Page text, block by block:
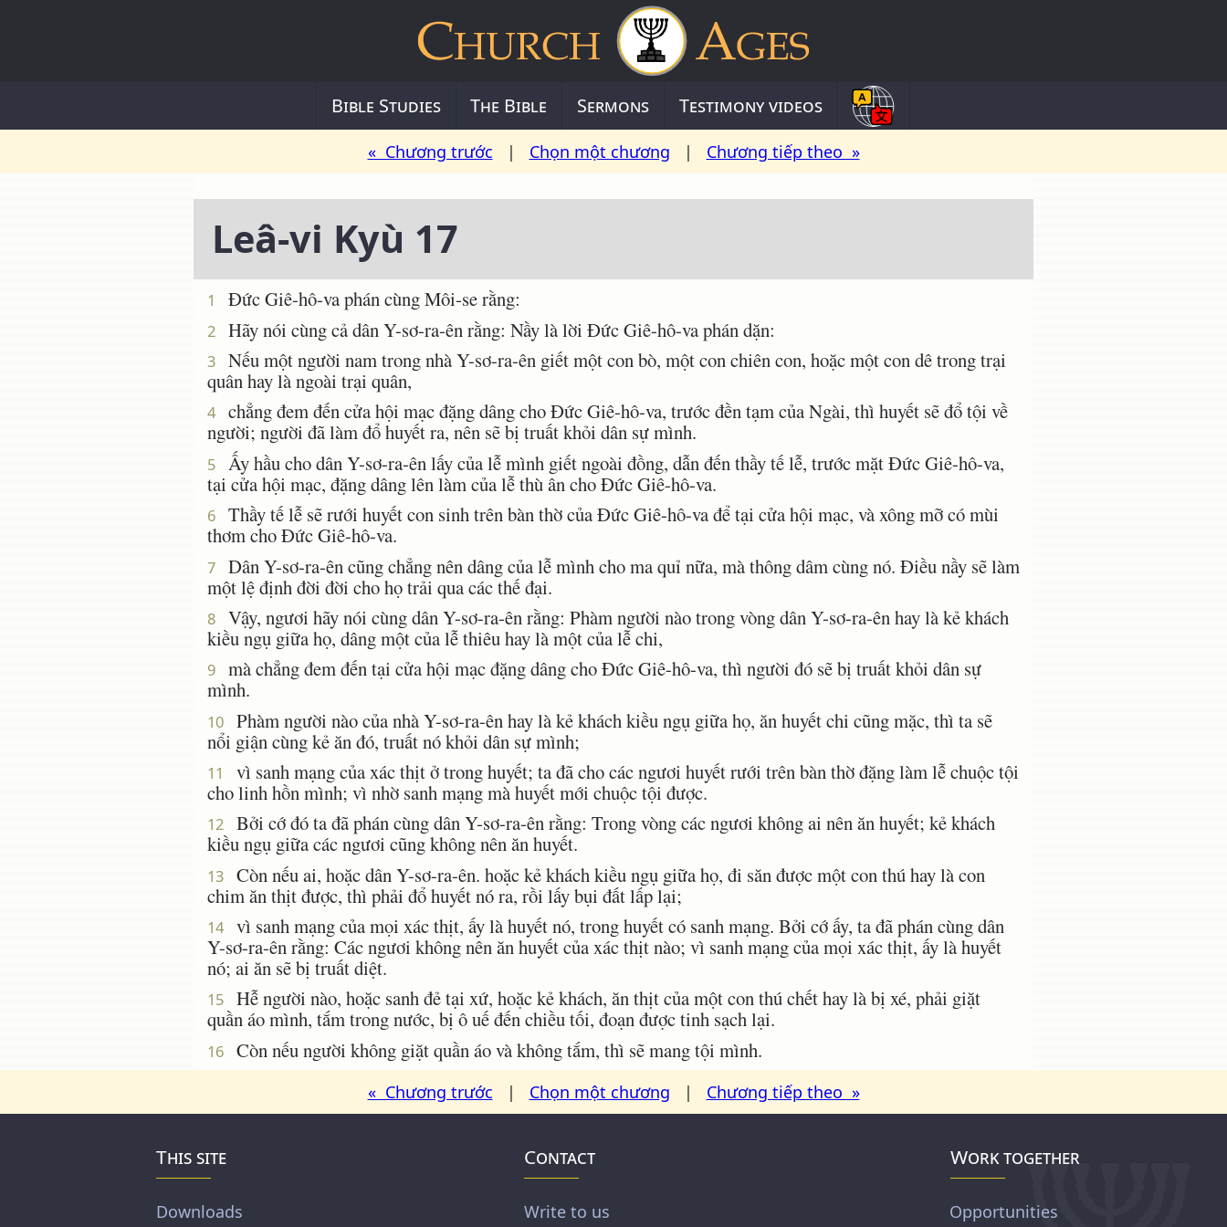
Bible Studies The Bible Sermons Testimony videos
« Chương trước | Chọn một chương | Chương tiếp theo »
Leâ-vi Kyù 17
1 Ðức Giê-hô-va phán cùng Môi-se rằng:
2 Hãy nói cùng cả dân Y-sơ-ra-ên rằng: Nầy là lời Ðức Giê-hô-va phán dặn:
3
Nếu một người nam trong nhà Y-sơ-ra-ên giết một con bò, một con chiên con, hoặc một con dê trong trại
quân hay là ngoài trại quân,
4
chẳng đem đến cửa hội mạc đặng dâng cho Ðức Giê-hô-va, trước đền tạm của Ngài, thì huyết sẽ đổ tội về
người; người đã làm đổ huyết ra, nên sẽ bị truất khỏi dân sự mình.
5
Ấy hầu cho dân Y-sơ-ra-ên lấy của lễ mình giết ngoài đồng, dẫn đến thầy tế lễ, trước mặt Ðức Giê-hô-va,
tại cửa hội mạc, đặng dâng lên làm của lễ thù ân cho Ðức Giê-hô-va.
6
Thầy tế lễ sẽ rưới huyết con sinh trên bàn thờ của Ðức Giê-hô-va để tại cửa hội mạc, và xông mỡ có mùi
thơm cho Ðức Giê-hô-va.
7
Dân Y-sơ-ra-ên cũng chẳng nên dâng của lễ mình cho ma quỉ nữa, mà thông dâm cùng nó. Ðiều nầy sẽ làm
một lệ định đời đời cho họ trải qua các thế đại.
8
Vậy, ngươi hãy nói cùng dân Y-sơ-ra-ên rằng: Phàm người nào trong vòng dân Y-sơ-ra-ên hay là kẻ khách
kiều ngụ giữa họ, dâng một của lễ thiêu hay là một của lễ chi,
9
mà chẳng đem đến tại cửa hội mạc đặng dâng cho Ðức Giê-hô-va, thì người đó sẽ bị truất khỏi dân sự
mình.
10
Phàm người nào của nhà Y-sơ-ra-ên hay là kẻ khách kiều ngụ giữa họ, ăn huyết chi cũng mặc, thì ta sẽ
nổi giận cùng kẻ ăn đó, truất nó khỏi dân sự mình;
11
vì sanh mạng của xác thịt ở trong huyết; ta đã cho các ngươi huyết rưới trên bàn thờ đặng làm lễ chuộc tội
cho linh hồn mình; vì nhờ sanh mạng mà huyết mới chuộc tội được.
12
Bởi cớ đó ta đã phán cùng dân Y-sơ-ra-ên rằng: Trong vòng các ngươi không ai nên ăn huyết; kẻ khách
kiều ngụ giữa các ngươi cũng không nên ăn huyết.
13
Còn nếu ai, hoặc dân Y-sơ-ra-ên. hoặc kẻ khách kiều ngụ giữa họ, đi săn được một con thú hay là con
chim ăn thịt được, thì phải đổ huyết nó ra, rồi lấy bụi đất lấp lại;
14
vì sanh mạng của mọi xác thịt, ấy là huyết nó, trong huyết có sanh mạng. Bởi cớ ấy, ta đã phán cùng dân
Y-sơ-ra-ên rằng: Các ngươi không nên ăn huyết của xác thịt nào; vì sanh mạng của mọi xác thịt, ấy là huyết
nó; ai ăn sẽ bị truất diệt.
15
Hễ người nào, hoặc sanh đẻ tại xứ, hoặc kẻ khách, ăn thịt của một con thú chết hay là bị xé, phải giặt
quần áo mình, tắm trong nước, bị ô uế đến chiều tối, đoạn được tinh sạch lại.
16 Còn nếu người không giặt quần áo và không tắm, thì sẽ mang tội mình.
« Chương trước | Chọn một chương | Chương tiếp theo »
This site
Downloads
Contact
Write to us
Work together
Opportunities